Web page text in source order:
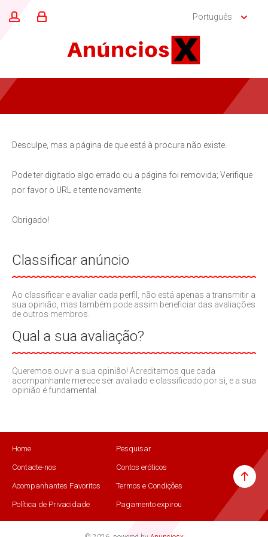
Português
Desculpe, mas a página de que está à procura não existe.
Pode ter digitado algo errado ou a página foi removida; Verifique
por favor o URL e tente novamente.
Obrigado!
Classificar anúncio
Ao classificar e avaliar cada perfil, não está apenas a transmitir a
sua opinião, mas também pode assim beneficiar das avaliações
de outros membros.
Qual a sua avaliação?
Queremos ouvir a sua opinião! Acreditamos que cada
acompanhante merece ser avaliado e classificado por si, e a sua
opinião é fundamental.
Home Pesquisar
Contacte-nos Contos eróticos
Acompanhantes Favoritos Termos e Condições
Política de Privacidade Pagamento expirou